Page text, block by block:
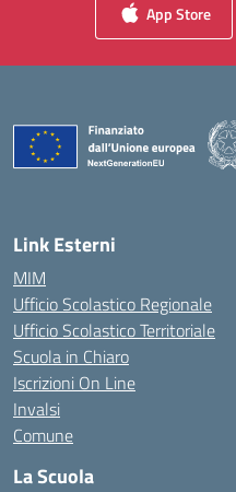
App Store
Link Esterni
MIM
Ufficio Scolastico Regionale
Ufficio Scolastico Territoriale
Scuola in Chiaro
Iscrizioni On Line
Invalsi
Comune
La Scuola